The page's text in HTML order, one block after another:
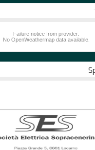
Failure notice from provider:
No OpenWeathermap data available.